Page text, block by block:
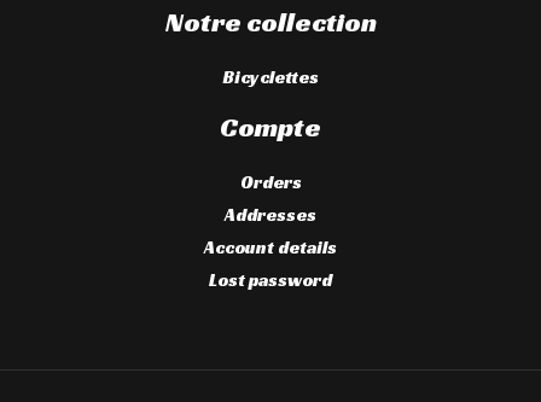
Notre collection
Bicyclettes
Compte
Orders
Addresses
Account details
Lost password